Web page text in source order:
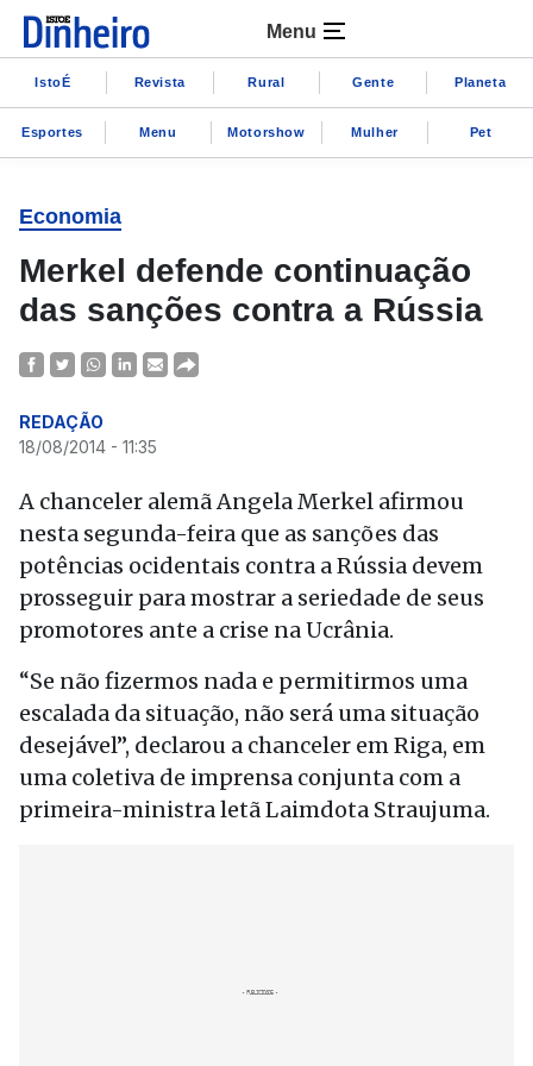
Menu
IstoÉ Revista Rural Gente Planeta
Esportes Menu Motorshow Mulher Pet
Economia
Merkel defende continuação
das sanções contra a Rússia
REDAÇÃO
18/08/2014 - 11:35
A chanceler alemã Angela Merkel afirmou
nesta segunda-feira que as sanções das
potências ocidentais contra a Rússia devem
prosseguir para mostrar a seriedade de seus
promotores ante a crise na Ucrânia.
“Se não fizermos nada e permitirmos uma
escalada da situação, não será uma situação
desejável”, declarou a chanceler em Riga, em
uma coletiva de imprensa conjunta com a
primeira-ministra letã Laimdota Straujuma.